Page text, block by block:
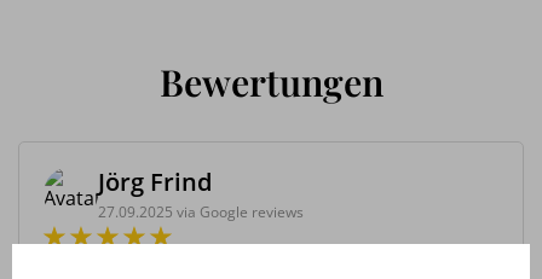
Bewertungen
Jörg Frind
27.09.2025 via Google reviews